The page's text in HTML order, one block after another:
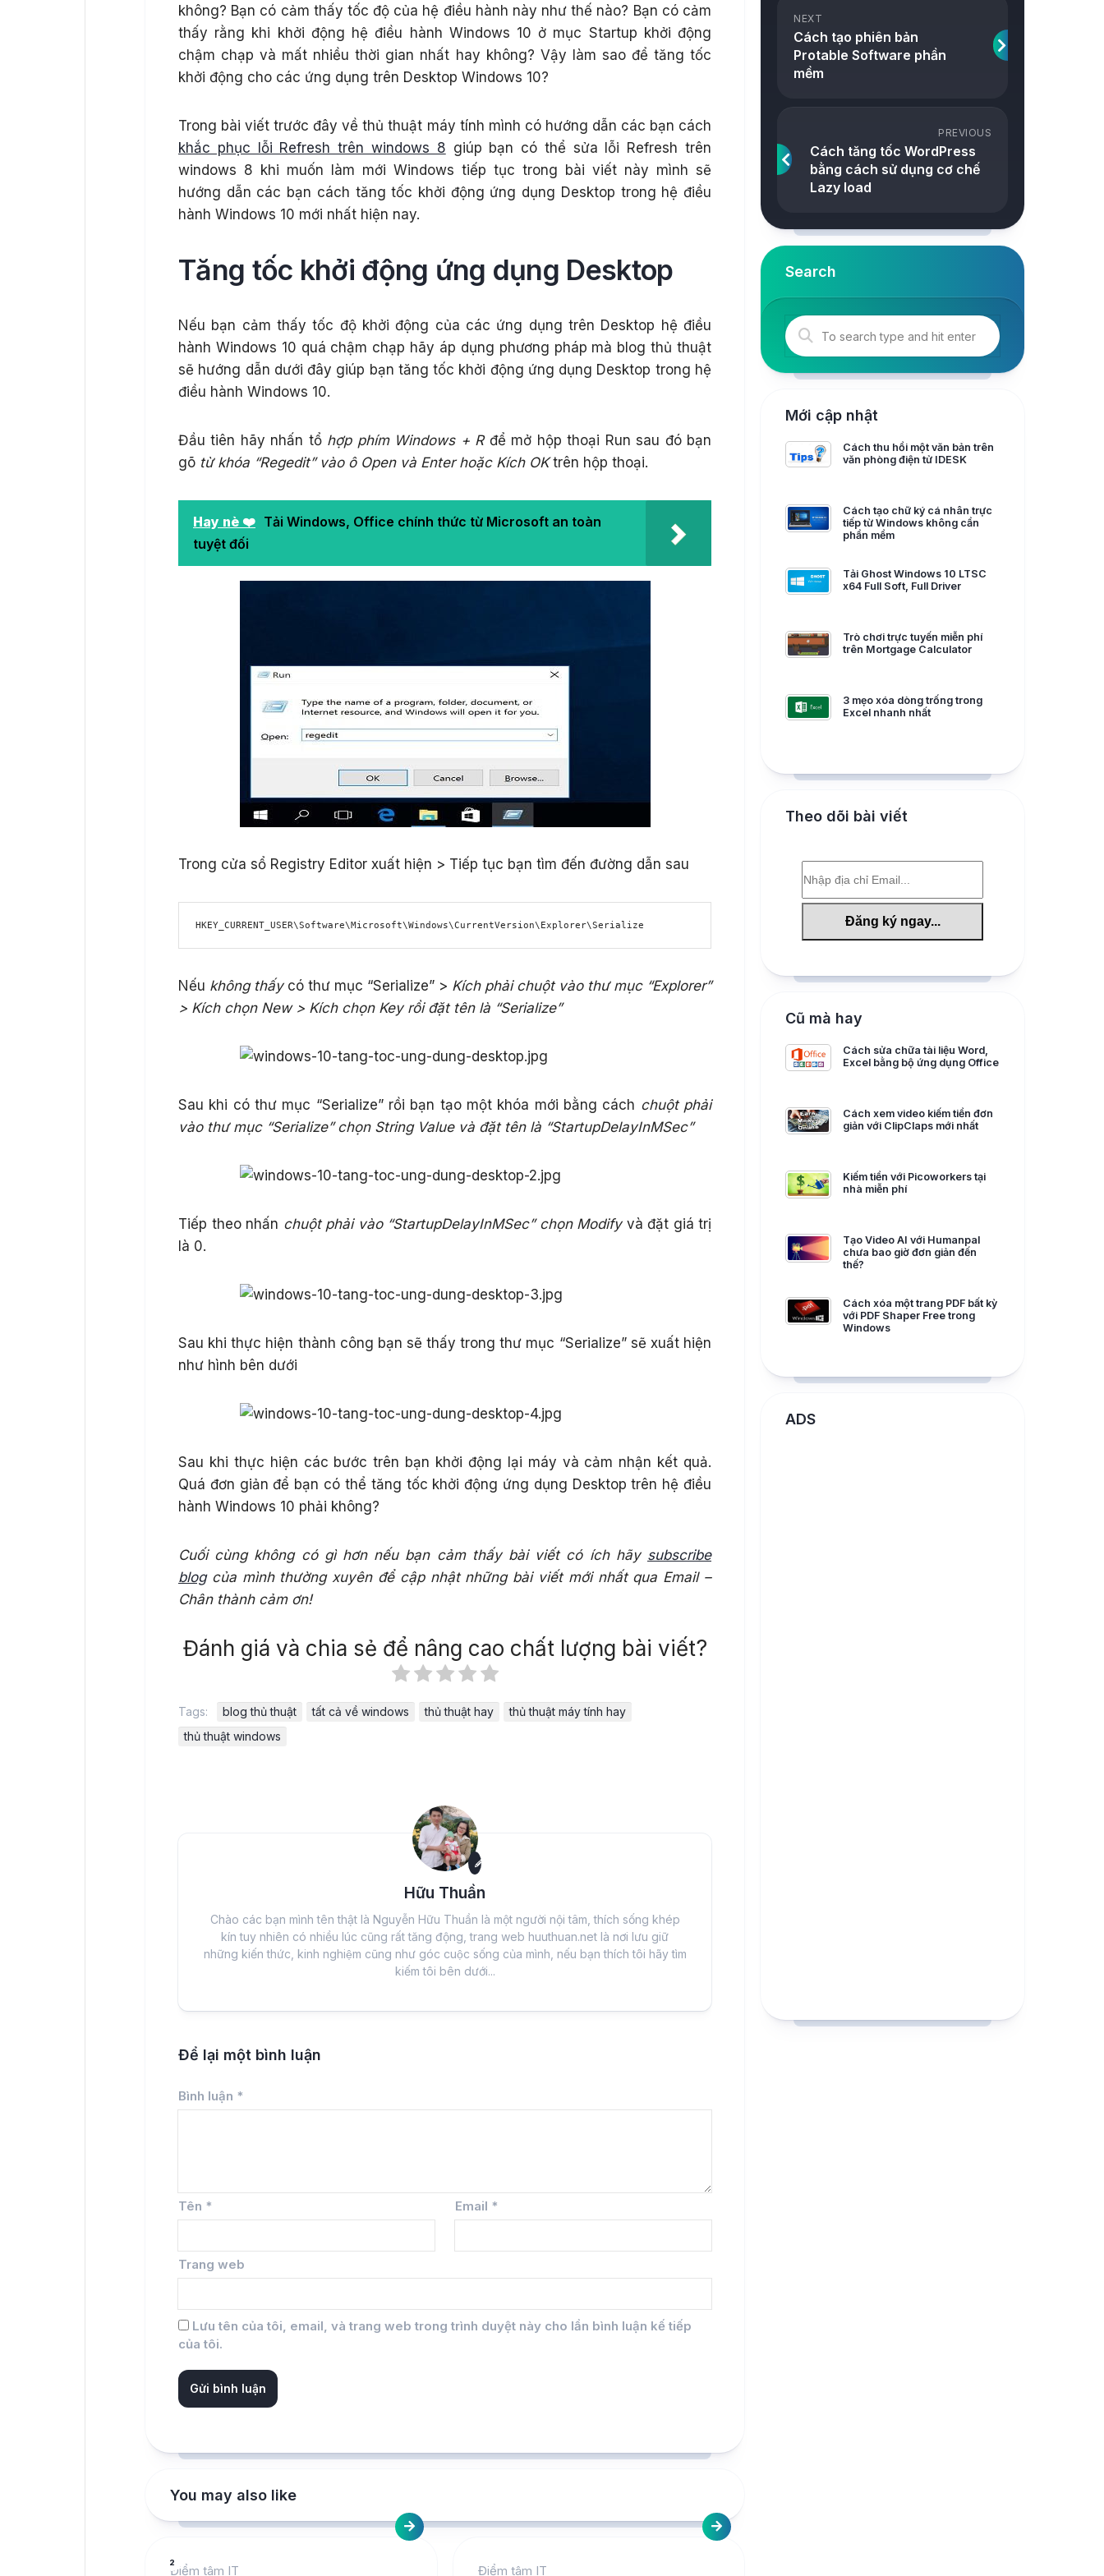
2048
Công
cụ
không? Bạn có cảm thấy tốc độ của hệ điều hành này như thế nào? Bạn có cảm
thấy rằng khi khởi động hệ điều hành Windows 10 ở mục Startup khởi động
chậm chạp và mất nhiều thời gian nhất hay không? Vậy làm sao để tăng tốc
khởi động cho các ứng dụng trên Desktop Windows 10?
Trong bài viết trước đây về thủ thuật máy tính mình có hướng dẫn các bạn cách
khắc phục lỗi Refresh trên windows 8 giúp bạn có thể sửa lỗi Refresh trên
windows 8 khi muốn làm mới Windows tiếp tục trong bài viết này mình sẽ
hướng dẫn các bạn cách tăng tốc khởi động ứng dụng Desktop trong hệ điều
hành Windows 10 mới nhất hiện nay.
Tăng tốc khởi động ứng dụng Desktop
Nếu bạn cảm thấy tốc độ khởi động của các ứng dụng trên Desktop hệ điều
hành Windows 10 quá chậm chạp hãy áp dụng phương pháp mà blog thủ thuật
sẽ hướng dẫn dưới đây giúp bạn tăng tốc khởi động ứng dụng Desktop trong hệ
điều hành Windows 10.
Đầu tiên hãy nhấn tổ hợp phím Windows + Rđể mở hộp thoại Run sau đó bạn
gõ từ khóa “Regedit” vào ô Open và Enter hoặc Kích OKtrên hộp thoại.
Hay nè ❤️ Tải Windows, Office chính thức từ Microsoft an toàn
tuyệt đối
Trong cửa sổ Registry Editor xuất hiện > Tiếp tục bạn tìm đến đường dẫn sau
HKEY_CURRENT_USER\Software\Microsoft\Windows\CurrentVersion\Explorer\Serialize
Nếu không thấycó thư mục “Serialize” > Kích phải chuột vào thư mục “Explorer”
> Kích chọn New > Kích chọn Key rồi đặt tên là “Serialize”
Sau khi có thư mục “Serialize” rồi bạn tạo một khóa mới bằng cách chuột phải
vào thư mục “Serialize” chọn String Value và đặt tên là “StartupDelayInMSec”
Tiếp theo nhấn chuột phải vào “StartupDelayInMSec” chọn Modify và đặt giá trị
là 0.
Sau khi thực hiện thành công bạn sẽ thấy trong thư mục “Serialize” sẽ xuất hiện
như hình bên dưới
Sau khi thực hiện các bước trên bạn khởi động lại máy và cảm nhận kết quả.
Quá đơn giản để bạn có thể tăng tốc khởi động ứng dụng Desktop trên hệ điều
hành Windows 10 phải không?
Cuối cùng không có gì hơn nếu bạn cảm thấy bài viết có ích hãy subscribe
blogcủa mình thường xuyên để cập nhật những bài viết mới nhất qua Email –
Chân thành cảm ơn!
Đánh giá và chia sẻ để nâng cao chất lượng bài viết?
Tags: blog thủ thuật tất cả về windows thủ thuật hay
thủ thuật máy tính hay
thủ thuật windows
Hữu Thuần
Chào các bạn mình tên thật là Nguyễn Hữu Thuần là một người nội tâm, thích sống khép
kín tuy nhiên có nhiều lúc cũng rất tăng động, trang web huuthuan.net là nơi lưu giữ
những kiến thức, kinh nghiệm cũng như góc cuộc sống của mình, nếu bạn thích tôi hãy tìm
kiếm tôi bên dưới...
Để lại một bình luận
Bình luận *
Tên * Email *
Trang web
Lưu tên của tôi, email, và trang web trong trình duyệt này cho lần bình luận kế tiếp
của tôi.
You may also like
2
Điểm tâm IT Điểm tâm IT
NEXT
Cách tạo phiên bản
Protable Software phần
mềm
PREVIOUS
Cách tăng tốc WordPress
bằng cách sử dụng cơ chế
Lazy load
Search
Mới cập nhật
Cách thu hồi một văn bản trên
văn phòng điện tử IDESK
Cách tạo chữ ký cá nhân trực
tiếp từ Windows không cần
phần mềm
Tải Ghost Windows 10 LTSC
x64 Full Soft, Full Driver
Trò chơi trực tuyến miễn phí
trên Mortgage Calculator
3 mẹo xóa dòng trống trong
Excel nhanh nhất
Theo dõi bài viết
Cũ mà hay
Cách sửa chữa tài liệu Word,
Excel bằng bộ ứng dụng Office
Cách xem video kiếm tiền đơn
giản với ClipClaps mới nhất
Kiếm tiền với Picoworkers tại
nhà miễn phí
Tạo Video AI với Humanpal
chưa bao giờ đơn giản đến
thế?
Cách xóa một trang PDF bất kỳ
với PDF Shaper Free trong
Windows
ADS